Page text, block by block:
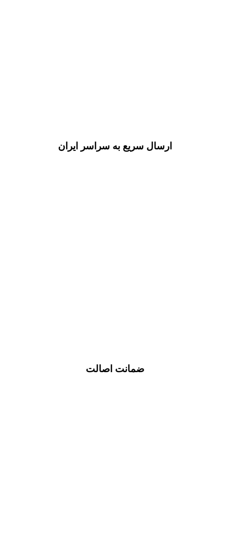
ارسال سریع به سراسر ایران
ضمانت اصالت